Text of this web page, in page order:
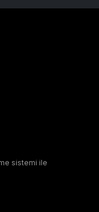
sistemi ile